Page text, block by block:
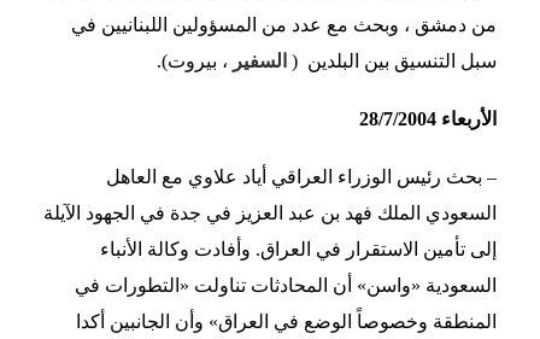
من دمشق ، وبحث مع عدد من المسؤولين اللبنانيين في
سبل التنسيق بين البلدين ( السفير ، بيروت).
الأربعاء 28/7/2004
– بحث رئيس الوزراء العراقي أياد علاوي مع العاهل
السعودي الملك فهد بن عبد العزيز في جدة في الجهود الآيلة
إلى تأمين الاستقرار في العراق. وأفادت وكالة الأنباء
السعودية «واسن» أن المحادثات تناولت «التطورات في
المنطقة وخصوصاً الوضع في العراق» وأن الجانبين أكدا